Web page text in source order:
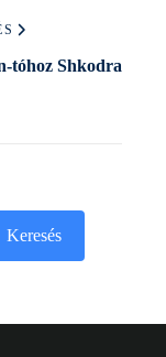
tóhoz Shkodra
Keresés